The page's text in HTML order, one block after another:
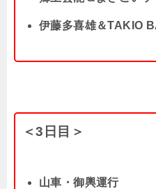
伊藤多喜雄＆TAKIO
＜3日目＞
山車・御輿運行